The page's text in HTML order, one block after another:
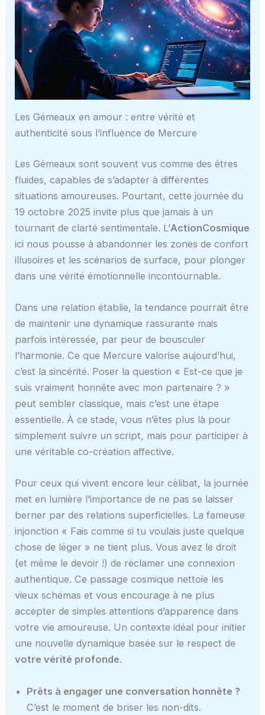
Les Gémeaux en amour : entre vérité et
authenticité sous l’influence de Mercure
Les Gémeaux sont souvent vus comme des êtres
fluides, capables de s’adapter à différentes
situations amoureuses. Pourtant, cette journée du
19 octobre 2025 invite plus que jamais à un
tournant de clarté sentimentale. L’ActionCosmique
ici nous pousse à abandonner les zones de confort
illusoires et les scénarios de surface, pour plonger
dans une vérité émotionnelle incontournable.
Dans une relation établie, la tendance pourrait être
de maintenir une dynamique rassurante mais
parfois intéressée, par peur de bousculer
l’harmonie. Ce que Mercure valorise aujourd’hui,
c’est la sincérité. Poser la question « Est-ce que je
suis vraiment honnête avec mon partenaire ? »
peut sembler classique, mais c’est une étape
essentielle. À ce stade, vous n’êtes plus là pour
simplement suivre un script, mais pour participer à
une véritable co-création affective.
Pour ceux qui vivent encore leur célibat, la journée
met en lumière l’importance de ne pas se laisser
berner par des relations superficielles. La fameuse
injonction « Fais comme si tu voulais juste quelque
chose de léger » ne tient plus. Vous avez le droit
(et même le devoir !) de réclamer une connexion
authentique. Ce passage cosmique nettoie les
vieux schémas et vous encourage à ne plus
accepter de simples attentions d’apparence dans
votre vie amoureuse. Un contexte idéal pour initier
une nouvelle dynamique basée sur le respect de
votre vérité profonde.
Prêts à engager une conversation honnête ?
C’est le moment de briser les non-dits.